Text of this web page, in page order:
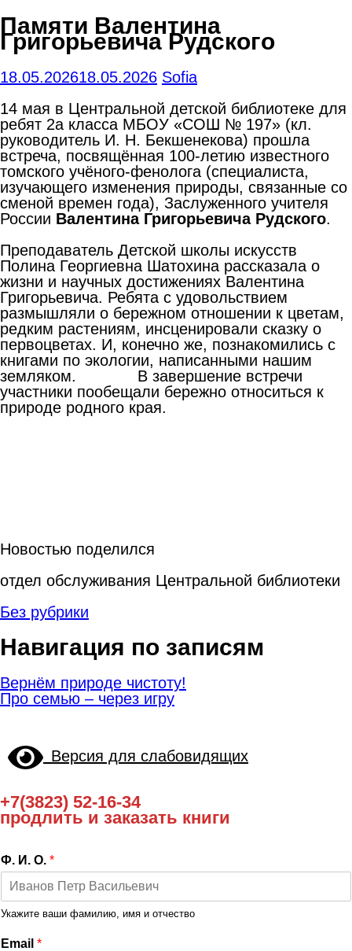
Памяти Валентина
Григорьевича Рудского
18.05.202618.05.2026 Sofia
14 мая в Центральной детской библиотеке для
ребят 2а класса МБОУ «СОШ № 197» (кл.
руководитель И. Н. Бекшенекова) прошла
встреча, посвящённая 100-летию известного
томского учёного-фенолога (специалиста,
изучающего изменения природы, связанные со
сменой времен года), Заслуженного учителя
России Валентина Григорьевича Рудского.
Преподаватель Детской школы искусств
Полина Георгиевна Шатохина рассказала о
жизни и научных достижениях Валентина
Григорьевича. Ребята с удовольствием
размышляли о бережном отношении к цветам,
редким растениям, инсценировали сказку о
первоцветах. И, конечно же, познакомились с
книгами по экологии, написанными нашим
земляком. В завершение встречи
участники пообещали бережно относиться к
природе родного края.
Новостью поделился
отдел обслуживания Центральной библиотеки
Без рубрики
Навигация по записям
Вернём природе чистоту!
Про семью – через игру
Версия для слабовидящих
+7(3823) 52-16-34
продлить и заказать книги
Ф. И. О. *
Укажите ваши фамилию, имя и отчество
Email *